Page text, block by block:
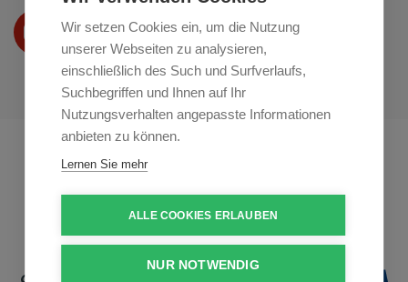
Wir setzen Cookies ein, um die Nutzung
unserer Webseiten zu analysieren,
einschließlich des Such und Surfverlaufs,
Suchbegriffen und Ihnen auf Ihr
Nutzungsverhalten angepasste Informationen
anbieten zu können.
Lernen Sie mehr
ALLE COOKIES ERLAUBEN
NUR NOTWENDIG
Wir präsentieren Ihre produkte
Youtube
Profikuchar.sk